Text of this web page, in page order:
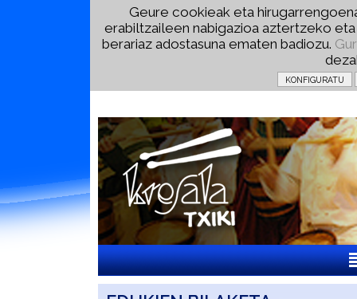
Geure cookieak eta
erabiltzaileen nabigazioa aztertzeko
berariaz adostasuna ematen badiozu.